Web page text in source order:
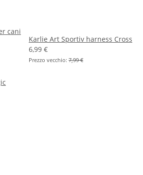
cani
Karlie Art Sportiv harness Cross
6,99 €
Prezzo vecchio: 7,99 €